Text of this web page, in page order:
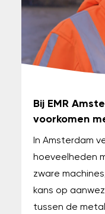
Bij EMR
voorkomen
In Amsterdam
hoeveelheden
zware
kans op
tussen de